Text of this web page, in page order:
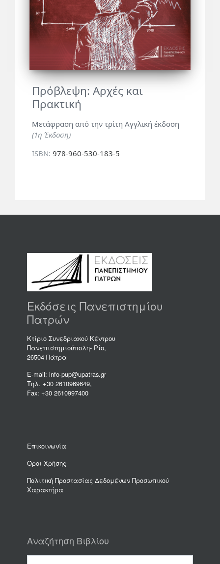
Πρόβλεψη: Αρχές και
Πρακτική
Μετάφραση από την τρίτη Αγγλική έκδοση
(1η Έκδοση)
ISBN: 978-960-530-183-5
Εκδόσεις Πανεπιστημίου
Πατρών
Κτίριο Συνεδριακού Κέντρου
Πανεπιστημιούπολη- Ρίο,
26504 Πάτρα
E-mail: info-pup@upatras.gr
Τηλ. +30 2610969649,
Fax: +30 2610997400
Επικοινωνία
Όροι Χρήσης
Πολιτική Προστασίας Δεδομένων Προσωπικού
Χαρακτήρα
Αναζήτηση Βιβλίου